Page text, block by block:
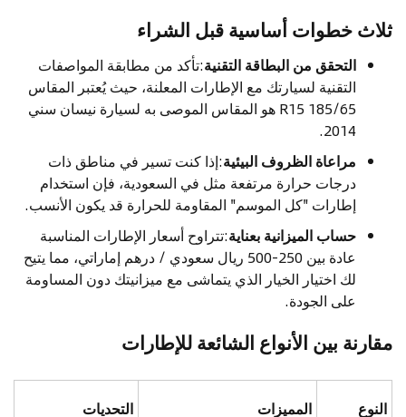
ثلاث خطوات أساسية قبل الشراء
التحقق من البطاقة التقنية:تأكد من مطابقة المواصفات
التقنية لسيارتك مع الإطارات المعلنة، حيث يُعتبر المقاس
185/65 R15 هو المقاس الموصى به لسيارة نيسان سني
2014.
مراعاة الظروف البيئية:إذا كنت تسير في مناطق ذات
درجات حرارة مرتفعة مثل في السعودية، فإن استخدام
إطارات "كل الموسم" المقاومة للحرارة قد يكون الأنسب.
حساب الميزانية بعناية:تتراوح أسعار الإطارات المناسبة
عادة بين 250-500 ريال سعودي / درهم إماراتي، مما يتيح
لك اختيار الخيار الذي يتماشى مع ميزانيتك دون المساومة
على الجودة.
مقارنة بين الأنواع الشائعة للإطارات
النوع المميزات التحديات